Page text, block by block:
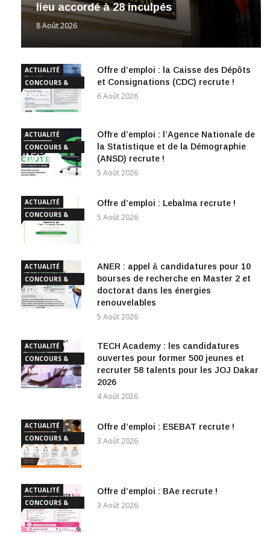
lieu accordé à 28 inculpés
8 Août 2026
ACTUALITÉ
CONCOURS &
EMPLOI
Offre d’emploi : la Caisse des Dépôts
et Consignations (CDC) recrute !
6 Août 2026
ACTUALITÉ
CONCOURS &
EMPLOI
Offre d’emploi : l’Agence Nationale de
la Statistique et de la Démographie
(ANSD) recrute !
5 Août 2026
ACTUALITÉ
CONCOURS &
EMPLOI
Offre d’emploi : Lebalma recrute !
5 Août 2026
ACTUALITÉ
CONCOURS &
EMPLOI
ANER : appel à candidatures pour 10
bourses de recherche en Master 2 et
doctorat dans les énergies
renouvelables
5 Août 2026
ACTUALITÉ
CONCOURS &
EMPLOI
TECH Academy : les candidatures
ouvertes pour former 500 jeunes et
recruter 58 talents pour les JOJ Dakar
2026
4 Août 2026
ACTUALITÉ
CONCOURS &
EMPLOI
Offre d’emploi : ESEBAT recrute !
3 Août 2026
ACTUALITÉ
CONCOURS &
EMPLOI
Offre d’emploi : BAe recrute !
3 Août 2026